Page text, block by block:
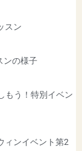
スン
ンの様子
もう！特別イベン
ィンイベント第2